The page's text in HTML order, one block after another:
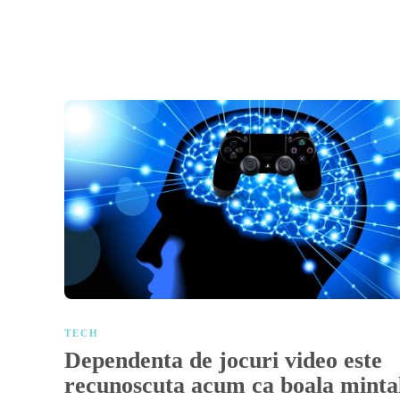
TECH
Dependenta de jocuri video este
recunoscuta acum ca boala